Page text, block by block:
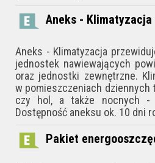
Aneks - Klimatyzacja
Aneks - Klimatyzacja
jednostek nawiewających
oraz jednostki zewnętrzne.
w pomieszczeniach dziennych
czy hol, a także nocnych -
Dostępność aneksu ok. 10 dni
Pakiet